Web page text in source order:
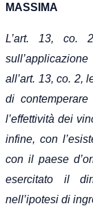
MASSIMA
L’art. 13, co.
all’art. 13, co. 2,
di
l’effettività dei
infine, con
con il paese
esercitato il
nell’ipotesi di